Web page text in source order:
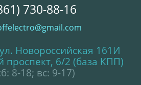
730-88-16
ул. Новороссийская 161И
проспект, 6/2 (база КПП)
8-18; вс: 9-17)